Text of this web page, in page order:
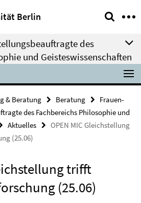
Berlin
des
und Geisteswissenschaften
& Beratung Beratung
Frauen-
des Fachbereichs Philosophie und
Aktuelles
OPEN MIC Gleichstellung
(25.06)
trifft
(25.06)